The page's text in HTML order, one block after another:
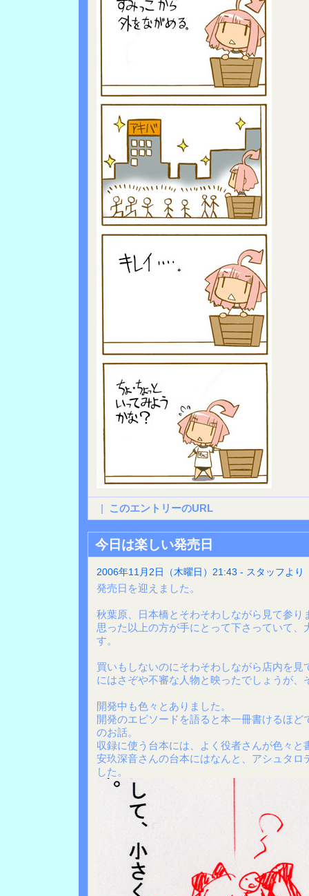
| このエントリーのURL
今日は楽しい発売日
2006年11月2日（木曜日）21:43 - スタッフより
発売日を迎えました。
秋葉原、日本橋とそわそわしながら見て参り
思った以上の方が手にとって下さっていて、
す。
買いもしないのにそわそわしながら店内を見
にはさぞや不審な人物と映ったでしょうが、
開発中も色々とありました。
開発のエピソードを語ると本一冊書けるほど
のお話。
収録に使う台本には、よく役者さんが色々と
安玖深音さんの台本にはなんと、アシュタロ
した。